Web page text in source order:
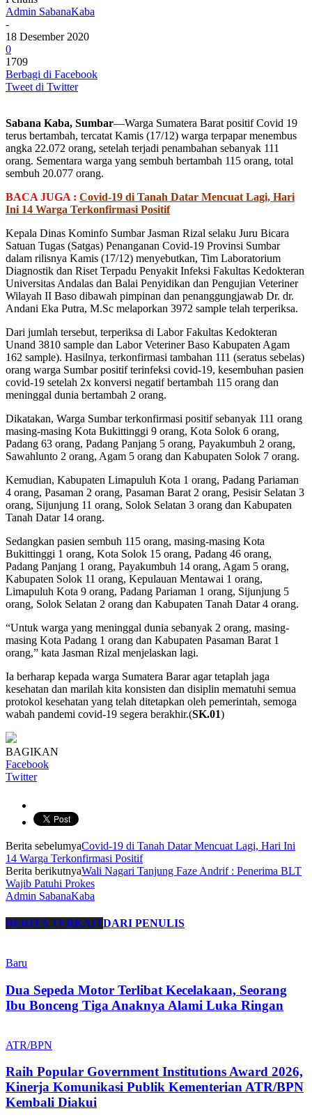
Admin SabanaKaba
-
18 Desember 2020
0
1709
Berbagi di Facebook
Tweet di Twitter
Sabana Kaba, Sumbar—Warga Sumatera Barat positif Covid 19
terus bertambah, tercatat Kamis (17/12) warga terpapar menembus
angka 22.072 orang, setelah terjadi penambahan sebanyak 111
orang. Sementara warga yang sembuh bertambah 115 orang, total
sembuh 20.077 orang.
BACA JUGA : Covid-19 di Tanah Datar Mencuat Lagi, Hari
Ini 14 Warga Terkonfirmasi Positif
Kepala Dinas Kominfo Sumbar Jasman Rizal selaku Juru Bicara
Satuan Tugas (Satgas) Penanganan Covid-19 Provinsi Sumbar
dalam rilisnya Kamis (17/12) menyebutkan, Tim Laboratorium
Diagnostik dan Riset Terpadu Penyakit Infeksi Fakultas Kedokteran
Universitas Andalas dan Balai Penyidikan dan Pengujian Veteriner
Wilayah II Baso dibawah pimpinan dan penanggungjawab Dr. dr.
Andani Eka Putra, M.Sc melaporkan 3972 sample telah terperiksa.
Dari jumlah tersebut, terperiksa di Labor Fakultas Kedokteran
Unand 3810 sample dan Labor Veteriner Baso Kabupaten Agam
162 sample). Hasilnya, terkonfirmasi tambahan 111 (seratus sebelas)
orang warga Sumbar positif terinfeksi covid-19, kesembuhan pasien
covid-19 setelah 2x konversi negatif bertambah 115 orang dan
meninggal dunia bertambah 2 orang.
Dikatakan, Warga Sumbar terkonfirmasi positif sebanyak 111 orang
masing-masing Kota Bukittinggi 9 orang, Kota Solok 6 orang,
Padang 63 orang, Padang Panjang 5 orang, Payakumbuh 2 orang,
Sawahlunto 2 orang, Agam 5 orang dan Kabupaten Solok 7 orang.
Kemudian, Kabupaten Limapuluh Kota 1 orang, Padang Pariaman
4 orang, Pasaman 2 orang, Pasaman Barat 2 orang, Pesisir Selatan 3
orang, Sijunjung 11 orang, Solok Selatan 3 orang dan Kabupaten
Tanah Datar 14 orang.
Sedangkan pasien sembuh 115 orang, masing-masing Kota
Bukittinggi 1 orang, Kota Solok 15 orang, Padang 46 orang,
Padang Panjang 1 orang, Payakumbuh 14 orang, Agam 5 orang,
Kabupaten Solok 11 orang, Kepulauan Mentawai 1 orang,
Limapuluh Kota 9 orang, Padang Pariaman 1 orang, Sijunjung 5
orang, Solok Selatan 2 orang dan Kabupaten Tanah Datar 4 orang.
“Untuk warga yang meninggal dunia sebanyak 2 orang, masing-
masing Kota Padang 1 orang dan Kabupaten Pasaman Barat 1
orang,” kata Jasman Rizal menjelaskan lagi.
Ia berharap kepada warga Sumatera Barar agar tetaplah jaga
kesehatan dan marilah kita konsisten dan disiplin mematuhi semua
protokol kesehatan yang telah ditetapkan oleh pemerintah, semoga
wabah pandemi covid-19 segera berakhir.(SK.01)
BAGIKAN
Facebook
Twitter
Berita sebelumyaCovid-19 di Tanah Datar Mencuat Lagi, Hari Ini
14 Warga Terkonfirmasi Positif
Berita berikutnyaWali Nagari Tanjung Faze Andrif : Penerima BLT
Wajib Patuhi Prokes
Admin SabanaKaba
BERITA TERKAITDARI PENULIS
Baru
Dua Sepeda Motor Terlibat Kecelakaan, Seorang
Ibu Bonceng Tiga Anaknya Alami Luka Ringan
ATR/BPN
Raih Popular Government Institutions Award 2026,
Kinerja Komunikasi Publik Kementerian ATR/BPN
Kembali Diakui